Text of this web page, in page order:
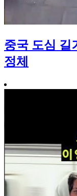
중국 도심 길
정체